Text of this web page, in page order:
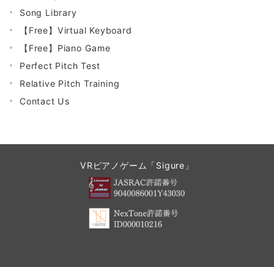
Song Library
【Free】Virtual Keyboard
【Free】Piano Game
Perfect Pitch Test
Relative Pitch Training
Contact Us
VRピアノゲーム「Sigure」